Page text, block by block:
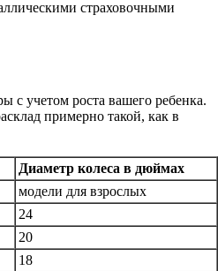
страховочными
с учетом роста вашего ребенка.
примерно такой, как в
Диаметр колеса в дюймах
модели для взрослых
24
20
18